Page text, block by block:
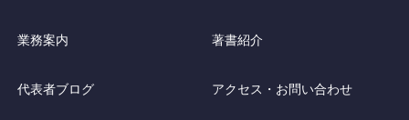
業務案内 著書紹介
代表者ブログ アクセス・お問い合わせ